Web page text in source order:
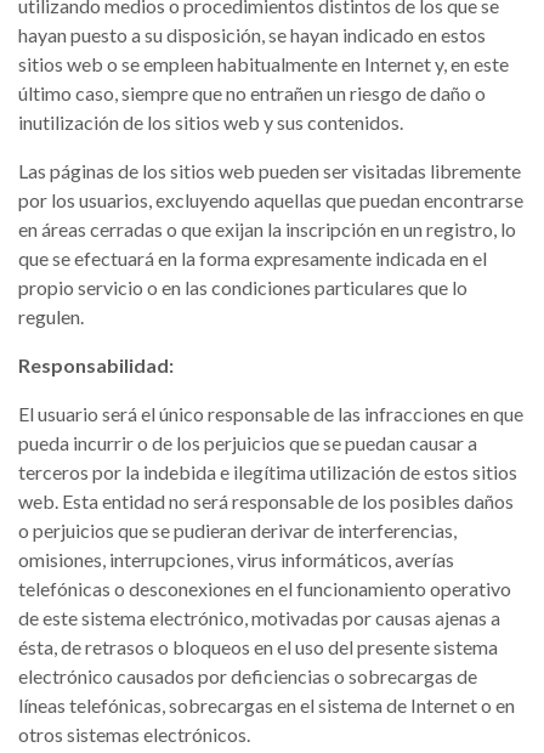
utilizando medios o procedimientos distintos de los que se
hayan puesto a su disposición, se hayan indicado en estos
sitios web o se empleen habitualmente en Internet y, en este
último caso, siempre que no entrañen un riesgo de daño o
inutilización de los sitios web y sus contenidos.
Las páginas de los sitios web pueden ser visitadas libremente
por los usuarios, excluyendo aquellas que puedan encontrarse
en áreas cerradas o que exijan la inscripción en un registro, lo
que se efectuará en la forma expresamente indicada en el
propio servicio o en las condiciones particulares que lo
regulen.
Responsabilidad:
El usuario será el único responsable de las infracciones en que
pueda incurrir o de los perjuicios que se puedan causar a
terceros por la indebida e ilegítima utilización de estos sitios
web. Esta entidad no será responsable de los posibles daños
o perjuicios que se pudieran derivar de interferencias,
omisiones, interrupciones, virus informáticos, averías
telefónicas o desconexiones en el funcionamiento operativo
de este sistema electrónico, motivadas por causas ajenas a
ésta, de retrasos o bloqueos en el uso del presente sistema
electrónico causados por deficiencias o sobrecargas de
líneas telefónicas, sobrecargas en el sistema de Internet o en
otros sistemas electrónicos.